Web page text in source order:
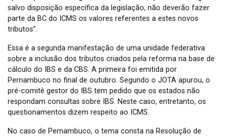
salvo disposição específica da legislação, não deverão fazer
parte da BC do ICMS os valores referentes a estes novos
tributos”.
Essa é a segunda manifestação de uma unidade federativa
sobre a inclusão dos tributos criados pela reforma na base de
cálculo do IBS e da CBS. A primeira foi emitida por
Pernambuco no final de outubro. Segundo o JOTA apurou, o
pré-comitê gestor do IBS tem pedido que os estados não
respondam consultas sobre IBS. Neste caso, entretanto, os
questionamentos dizem respeito ao ICMS.
No caso de Pernambuco, o tema consta na Resolução de